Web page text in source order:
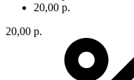
20,00 р.
20,00 р.